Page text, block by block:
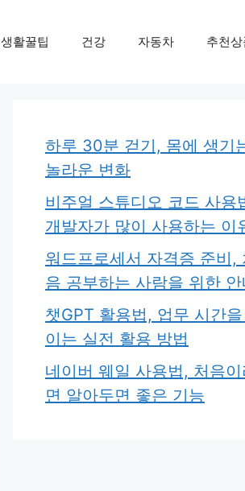
생활꿀팁 건강 자동차 추천상
하루 30분 걷기, 몸에 생기
놀라운 변화
비주얼 스튜디오 코드 사용
개발자가 많이 사용하는 이
워드프로세서 자격증 준비,
음 공부하는 사람을 위한 안
챗GPT 활용법, 업무 시간
이는 실전 활용 방법
네이버 웨일 사용법, 처음
면 알아두면 좋은 기능